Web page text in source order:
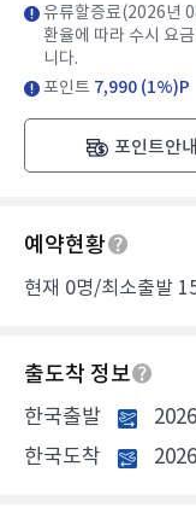
유류할증료(2026년
환율에 따라 수시 요
니다.
포인트 7,990 (1%)P
포인트안내
예약현황
현재 0명/최소출발
출도착 정보
한국출발
한국도착